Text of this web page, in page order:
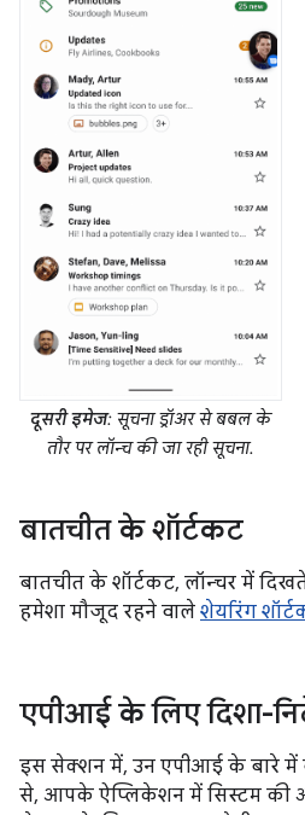
दूसरी इमेज: सूचना ड्रॉअर से बबल के
तौर पर लॉन्च की जा रही सूचना.
बातचीत के शॉर्टकट
बातचीत के शॉर्टकट, लॉन्चर में
हमेशा मौजूद रहने वाले शेयरिंग
एपीआई के लिए दिशा-
इस सेक्शन में, उन एपीआई के बारे में
से, आपके ऐप्लिकेशन में सिस्टम की